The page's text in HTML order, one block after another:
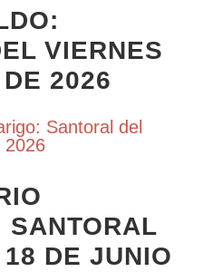
VIERNES
2026
SANTORAL
DE JUNIO